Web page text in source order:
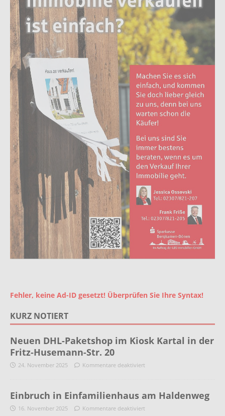
Fehler, keine Ad-ID gesetzt! Überprüfen Sie Ihre Syntax!
KURZ NOTIERT
Neuen DHL-Paketshop im Kiosk Kartal in der
Fritz-Husemann-Str. 20
24. November 2025 Kommentare deaktiviert
Einbruch in Einfamilienhaus am Haldenweg
16. November 2025 Kommentare deaktiviert